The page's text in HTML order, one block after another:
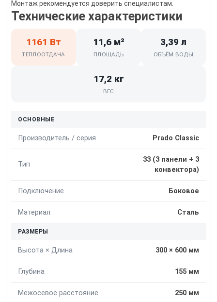
Монтаж рекомендуется доверить специалистам.
Технические характеристики
1161 Вт
ТЕПЛООТДАЧА
11,6 м²
ПЛОЩАДЬ
3,39 л
ОБЪЁМ ВОДЫ
17,2 кг
ВЕС
ОСНОВНЫЕ
Производитель / серия Prado Classic
Тип
33 (3 панели + 3
конвектора)
Подключение Боковое
Материал Сталь
РАЗМЕРЫ
Высота × Длина 300 × 600 мм
Глубина 155 мм
Межосевое расстояние 250 мм